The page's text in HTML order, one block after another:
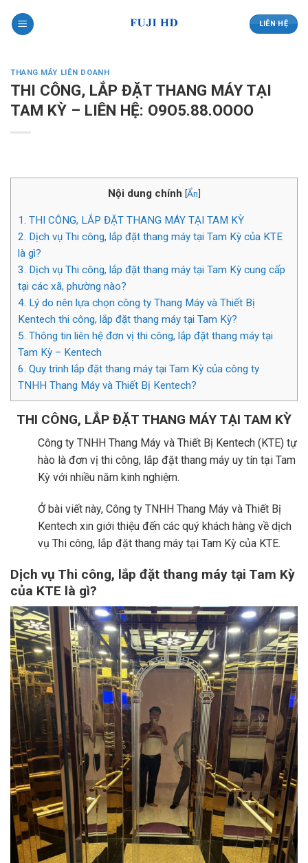
LIÊN HỆ
THANG MÁY LIÊN DOANH
THI CÔNG, LẮP ĐẶT THANG MÁY TẠI
TAM KỲ – LIÊN HỆ: O9O5.88.OOOO
Nội dung chính [Ẩn]
1. THI CÔNG, LẮP ĐẶT THANG MÁY TẠI TAM KỲ
2. Dịch vụ Thi công, lắp đặt thang máy tại Tam Kỳ của KTE
là gì?
3. Dịch vụ Thi công, lắp đặt thang máy tại Tam Kỳ cung cấp
tại các xã, phường nào?
4. Lý do nên lựa chọn công ty Thang Máy và Thiết Bị
Kentech thi công, lắp đặt thang máy tại Tam Kỳ?
5. Thông tin liên hệ đơn vị thi công, lắp đặt thang máy tại
Tam Kỳ – Kentech
6. Quy trình lắp đặt thang máy tại Tam Kỳ của công ty
TNHH Thang Máy và Thiết Bị Kentech?
THI CÔNG, LẮP ĐẶT THANG MÁY TẠI TAM KỲ
Công ty TNHH Thang Máy và Thiết Bị Kentech (KTE) tự
hào là đơn vị thi công, lắp đặt thang máy uy tín tại Tam
Kỳ với nhiều năm kinh nghiệm.
Ở bài viết này, Công ty TNHH Thang Máy và Thiết Bị
Kentech xin giới thiệu đến các quý khách hàng về dịch
vụ Thi công, lắp đặt thang máy tại Tam Kỳ của KTE.
Dịch vụ Thi công, lắp đặt thang máy tại Tam Kỳ
của KTE là gì?